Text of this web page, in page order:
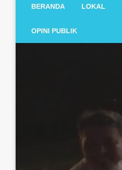
BERANDA LOKAL
OPINI PUBLIK